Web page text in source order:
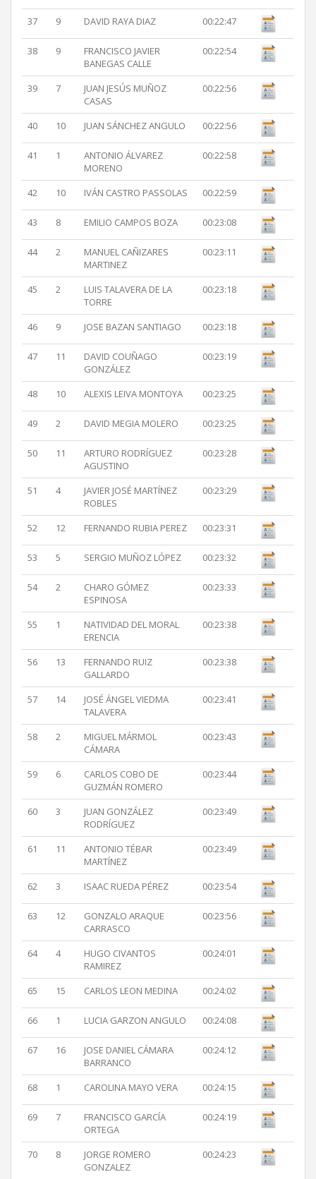
37
9 DAVID RAYA DIAZ 00:22:47
38 9
FRANCISCO JAVIER
BANEGAS CALLE
00:22:54
39 7
JUAN JESÚS MUÑOZ
CASAS
00:22:56
40 10 JUAN SÁNCHEZ ANGULO 00:22:56
41 1
ANTONIO ÁLVAREZ
MORENO
00:22:58
42 10 IVÁN CASTRO PASSOLAS 00:22:59
43 8 EMILIO CAMPOS BOZA 00:23:08
44 2
MANUEL CAÑIZARES
MARTINEZ
00:23:11
45 2
LUIS TALAVERA DE LA
TORRE
00:23:18
46 9 JOSE BAZAN SANTIAGO 00:23:18
47 11
DAVID COUÑAGO
GONZÁLEZ
00:23:19
48 10 ALEXIS LEIVA MONTOYA 00:23:25
49 2 DAVID MEGIA MOLERO 00:23:25
50 11
ARTURO RODRÍGUEZ
AGUSTINO
00:23:28
51 4
JAVIER JOSÉ MARTÍNEZ
ROBLES
00:23:29
52 12 FERNANDO RUBIA PEREZ 00:23:31
53 5 SERGIO MUÑOZ LÓPEZ 00:23:32
54 2
CHARO GÓMEZ
ESPINOSA
00:23:33
55 1
NATIVIDAD DEL MORAL
ERENCIA
00:23:38
56 13
FERNANDO RUIZ
GALLARDO
00:23:38
57 14
JOSÉ ÁNGEL VIEDMA
TALAVERA
00:23:41
58 2
MIGUEL MÁRMOL
CÁMARA
00:23:43
59 6
CARLOS COBO DE
GUZMÁN ROMERO
00:23:44
60 3
JUAN GONZÁLEZ
RODRÍGUEZ
00:23:49
61 11
ANTONIO TÉBAR
MARTÍNEZ
00:23:49
62 3 ISAAC RUEDA PÉREZ 00:23:54
63 12
GONZALO ARAQUE
CARRASCO
00:23:56
64 4
HUGO CIVANTOS
RAMIREZ
00:24:01
65 15 CARLOS LEON MEDINA 00:24:02
66 1 LUCIA GARZON ANGULO 00:24:08
67 16
JOSE DANIEL CÁMARA
BARRANCO
00:24:12
68 1 CAROLINA MAYO VERA 00:24:15
69 7
FRANCISCO GARCÍA
ORTEGA
00:24:19
70 8
JORGE ROMERO
GONZALEZ
00:24:23